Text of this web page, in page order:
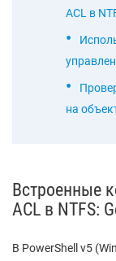
ACL в
на
Встроенные
ACL в NTFS:
В PowerShell v5